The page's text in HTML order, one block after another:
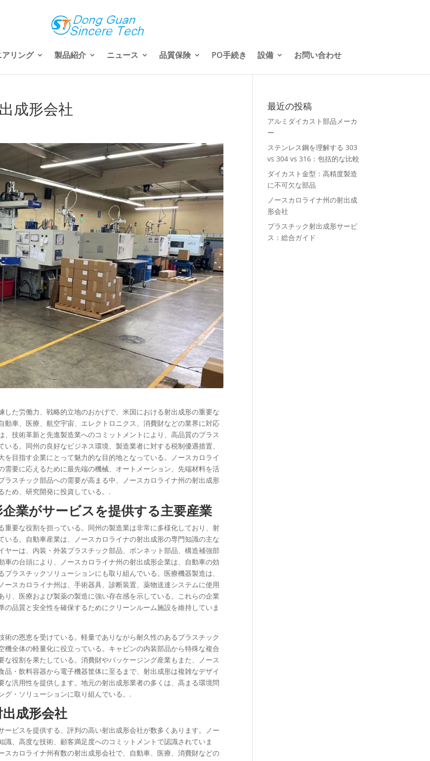
リング 製品紹介 ニュース 品質保険 PO手続き 設備 お問い合わせ
成形会社
した労働力、戦略的立地のおかげで、米国における射出成形の重要な
車、医療、航空宇宙、エレクトロニクス、消費財などの業界に対応
技術革新と先進製造業へのコミットメントにより、高品質のプラス
る。同州の良好なビジネス環境、製造業者に対する税制優遇措置、
目指す企業にとって魅力的な目的地となっている。ノースカロライ
要に応えるために最先端の機械、オートメーション、先端材料を活
スチック部品への需要が高まる中、ノースカロライナ州の射出成形
ため、研究開発に投資している。.
業がサービスを提供する主要産業
要な役割を担っている。同州の製造業は非常に多様化しており、射
る。自動車産業は、ノースカロライナの射出成形の専門知識の主な
ーは、内装・外装プラスチック部品、ボンネット部品、構造補強部
の台頭により、ノースカロライナ州の射出成形企業は、自動車の効
ラスチックソリューションにも取り組んでいる。医療機器製造は、
スカロライナ州は、手術器具、診断装置、薬物送達システムに使用
、医療および製薬の製造に強い存在感を示している。これらの企業
品質と安全性を確保するためにクリーンルーム施設を維持していま
の恩恵を受けている。軽量でありながら耐久性のあるプラスチック
全体の軽量化に役立っている。キャビンの内装部品から特殊な複合
役割を果たしている。消費財やパッケージング産業もまた、ノース
・飲料容器から電子機器筐体に至るまで、射出成形は複雑なデザイ
汎用性を提供します。地元の射出成形業者の多くは、高まる環境問
グ・ソリューションに取り組んでいる。.
成形会社
ービスを提供する、評判の高い射出成形会社が数多くあります。ノー
、高度な技術、顧客満足度へのコミットメントで認識されていま
カロライナ州有数の射出成形会社で、自動車、医療、消費財などの
最近の投稿
アルミダイカスト部品メーカ
ー
ステンレス鋼を理解する 303
vs 304 vs 316：包括的な比較
ダイカスト金型：高精度製造
に不可欠な部品
ノースカロライナ州の射出成
形会社
プラスチック射出成形サービ
ス：総合ガイド